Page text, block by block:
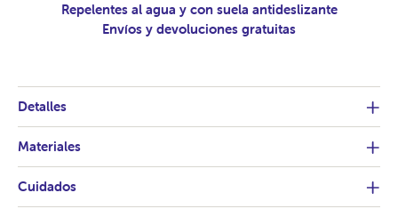
Repelentes al agua y con suela antideslizante
Envíos y devoluciones gratuitas
Detalles
Materiales
Cuidados